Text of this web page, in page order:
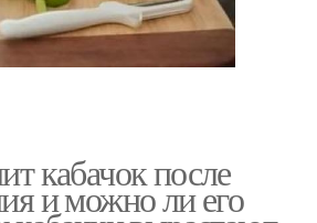
кабачок после
и можно ли его